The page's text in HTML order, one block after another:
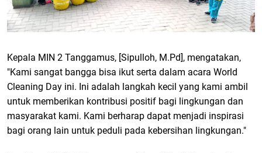
Kepala MIN 2 Tanggamus, [Sipulloh, M.Pd], mengatakan,
"Kami sangat bangga bisa ikut serta dalam acara World
Cleaning Day ini. Ini adalah langkah kecil yang kami ambil
untuk memberikan kontribusi positif bagi lingkungan dan
masyarakat kami. Kami berharap dapat menjadi inspirasi
bagi orang lain untuk peduli pada kebersihan lingkungan."